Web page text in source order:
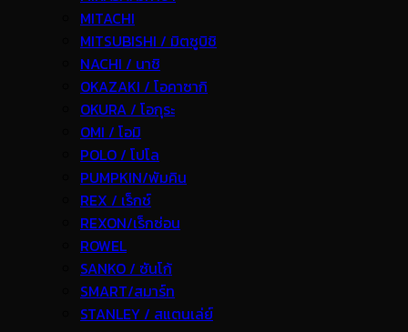
MITACHI
MITSUBISHI / มิตซูบิชิ
NACHI / นาชิ
OKAZAKI / โอคาซากิ
OKURA / โอกุระ
OMI / โอมิ
POLO / โปโล
PUMPKIN/พัมคิน
REX / เร็กช์
REXON/เร็กซ่อน
ROWEL
SANKO / ซันโก้
SMART/สมาร์ท
STANLEY / สแตนเล่ย์